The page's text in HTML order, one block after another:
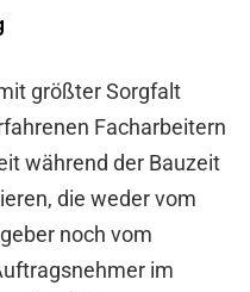
größter Sorgfalt
Facharbeitern
während der Bauzeit
die weder vom
noch vom
im